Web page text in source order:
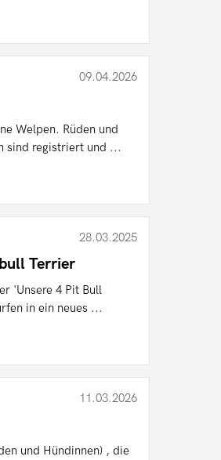
09.04.2026
Welpen. Rüden und
sind registriert und ...
28.03.2025
Terrier
'Unsere 4 Pit Bull
in ein neues ...
11.03.2026
und Hündinnen) , die